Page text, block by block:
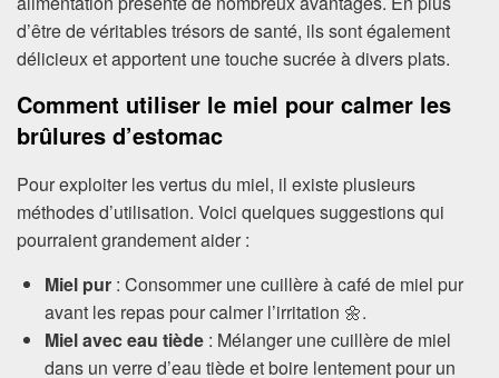
d’être de véritables trésors de santé, ils sont également
délicieux et apportent une touche sucrée à divers plats.
Comment utiliser le miel pour calmer les
brûlures d’estomac
Pour exploiter les vertus du miel, il existe plusieurs
méthodes d’utilisation. Voici quelques suggestions qui
pourraient grandement aider :
Miel pur : Consommer une cuillère à café de miel pur
avant les repas pour calmer l’irritation 🌼.
Miel avec eau tiède : Mélanger une cuillère de miel
dans un verre d’eau tiède et boire lentement pour un